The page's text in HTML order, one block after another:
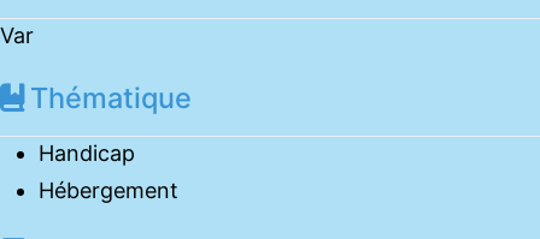
Var
Thématique
Handicap
Hébergement